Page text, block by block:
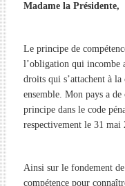
Madame la Présidente,
Le principe de
l’obligation qui incombe
droits qui s’attachent à
ensemble. Mon pays a
principe dans le code
respectivement le 31
Ainsi sur le fondement
compétence pour